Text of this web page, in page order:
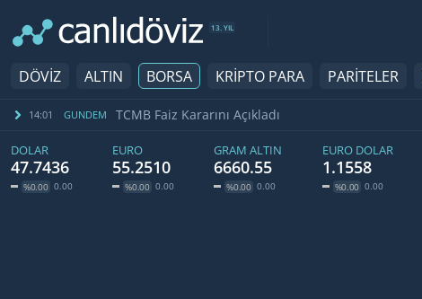
13. YIL
DÖVİZ ALTIN BORSA KRİPTO PARA PARİTELER
14:01 GUNDEM TCMB Faiz Kararını Açıkladı
DOLAR
47.7436
%0.00 0.00
EURO
55.2510
%0.00 0.00
GRAM ALTIN
6660.55
%0.00 0.00
EURO DOLAR
1.1558
%0.00 0.00